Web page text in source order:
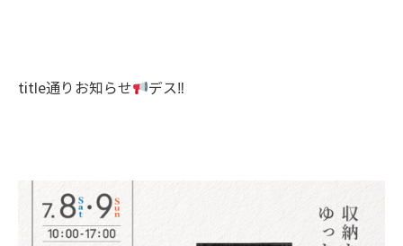
title通りお知らせ デス‼︎